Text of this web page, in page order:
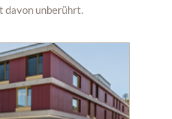
davon unberührt.